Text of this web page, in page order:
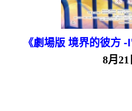
《劇場版 境界的彼方 -
8月